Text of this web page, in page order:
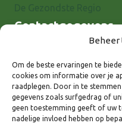
Om de beste ervaringen te
cookies om informatie over je
raadplegen. Door in te
gegevens zoals surfgedrag of
geen toestemming geeft of uw
nadelige invloed hebben op
Contactgegevens
7001 EX Doetinchem
E-mail: info@8rhk.nl
Telefoonnummers
Privacyverklaring